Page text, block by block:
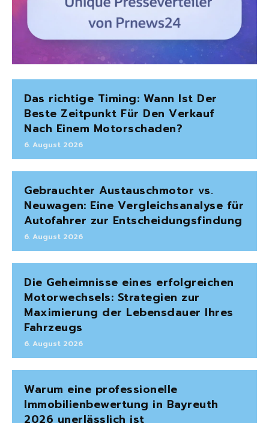
Das richtige Timing: Wann Ist Der
Beste Zeitpunkt Für Den Verkauf
Nach Einem Motorschaden?
6. August 2026
Gebrauchter Austauschmotor vs.
Neuwagen: Eine Vergleichsanalyse für
Autofahrer zur Entscheidungsfindung
6. August 2026
Die Geheimnisse eines erfolgreichen
Motorwechsels: Strategien zur
Maximierung der Lebensdauer Ihres
Fahrzeugs
6. August 2026
Warum eine professionelle
Immobilienbewertung in Bayreuth
2026 unerlässlich ist